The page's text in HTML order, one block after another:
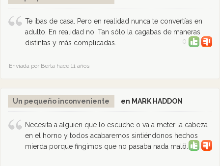
Te ibas de casa. Pero en realidad nunca te convertías en
adulto. En realidad no. Tan sólo la cagabas de maneras
distintas y más complicadas.
0
Enviada por Berta hace 11 años
Un pequeño inconveniente en MARK HADDON
Necesita a alguien que lo escuche o va a meter la cabeza
en el horno y todos acabaremos sintiéndonos hechos
mierda porque fingimos que no pasaba nada malo.
0